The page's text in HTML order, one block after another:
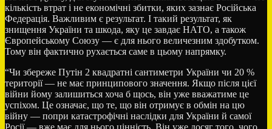
кількість втрат і не економічні збитки, яких зазнає Російська
Федерація. Важливим є результат. І такий результат, як
знищення України та шкода, яку це завдає НАТО, а також
Європейському Союзу — є для нього величезним здобутком.
Тому він фактично рухається саме в цьому напрямку.
“Чи збереже Путін 2 квадратні сантиметри України чи 20 %
території — не має принципового значення. Якщо після цієї
війни йому залишиться хоча б щось, він уже вважатиме це
успіхом. Це означає, що те, що він отримує в обмін на цю
війну — попри катастрофічні наслідки для України й самої
Росії — вже має для нього цінність. Він уже досяг того, чого